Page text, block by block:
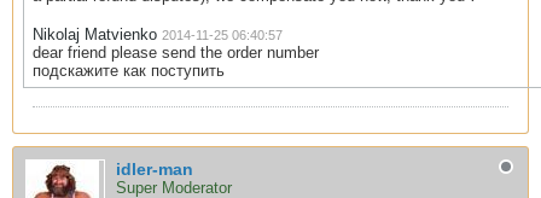
Nikolaj Matvienko 2014-11-25 06:40:57
dear friend please send the order number
подскажите как поступить
idler-man
Super Moderator